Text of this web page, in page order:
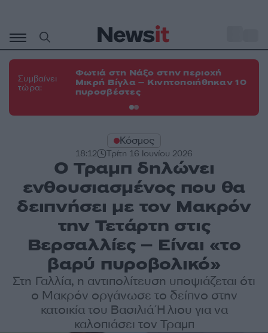
περιεχόμενο
Συμβαίνει
τώρα:
Φωτιά στη Νάξο στην περιοχή
Μικρή Βίγλα – Κινητοποιήθηκαν 10
πυροσβέστες
Κόσμος
18:12 Τρίτη 16 Ιουνίου 2026
Ο Τραμπ δηλώνει
ενθουσιασμένος που θα
δειπνήσει με τον Μακρόν
την Τετάρτη στις
Βερσαλλίες – Είναι «το
βαρύ πυροβολικό»
Στη Γαλλία, η αντιπολίτευση υποψιάζεται ότι
ο Μακρόν οργάνωσε το δείπνο στην
κατοικία του Βασιλιά Ήλιου για να
καλοπιάσει τον Τραμπ